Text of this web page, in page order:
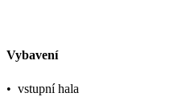
Vybavení
• vstupní hala